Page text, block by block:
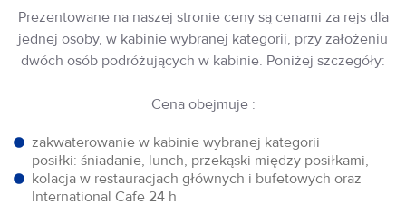
Prezentowane na naszej stronie ceny są cenami za rejs dla
jednej osoby, w kabinie wybranej kategorii, przy założeniu
dwóch osób podróżujących w kabinie. Poniżej szczegóły:
Cena obejmuje :
zakwaterowanie w kabinie wybranej kategorii
posiłki: śniadanie, lunch, przekąski między posiłkami,
kolacja w restauracjach głównych i bufetowych oraz
International Cafe 24 h